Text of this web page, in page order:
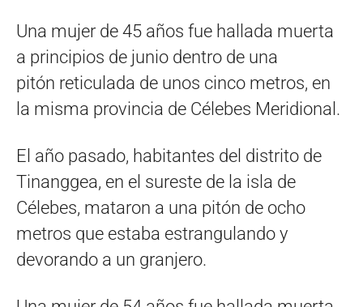
Una mujer de 45 años fue hallada muerta
a principios de junio dentro de una
pitón reticulada de unos cinco metros, en
la misma provincia de Célebes Meridional.
El año pasado, habitantes del distrito de
Tinanggea, en el sureste de la isla de
Célebes, mataron a una pitón de ocho
metros que estaba estrangulando y
devorando a un granjero.